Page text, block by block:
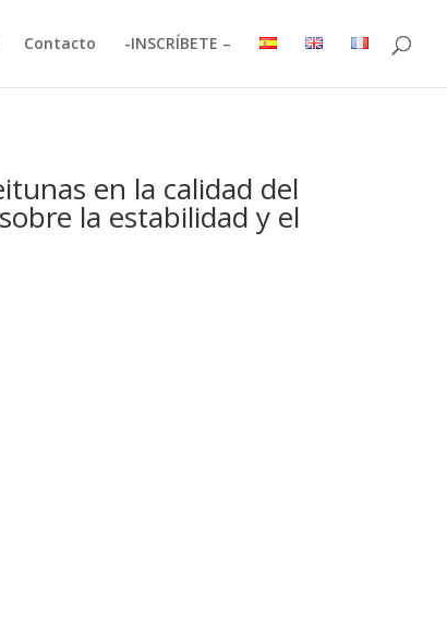
Contacto -INSCRÍBETE –
en la calidad del
la estabilidad y el